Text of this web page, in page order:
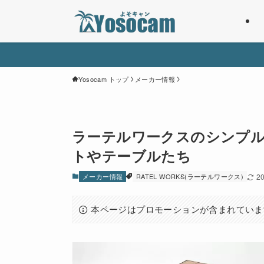
Yosocam トップ メーカー情報
ラーテルワークスのシンプ
トやテーブルたち
メーカー情報 RATEL WORKS(ラーテルワークス)
本ページはプロモーションが含まれてい